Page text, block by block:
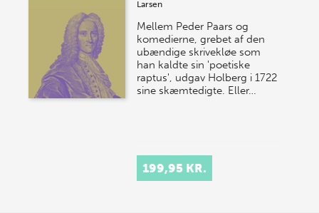
Larsen
Mellem Peder Paars og
komedierne, grebet af den
ubændige skrivekløe som
han kaldte sin 'poetiske
raptus', udgav Holberg i 1722
sine skæmtedigte. Eller…
199,95 KR.